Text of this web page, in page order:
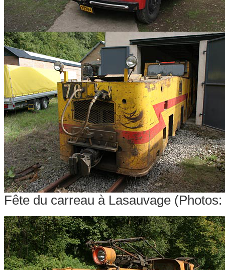
Fête du carreau à Lasauvage